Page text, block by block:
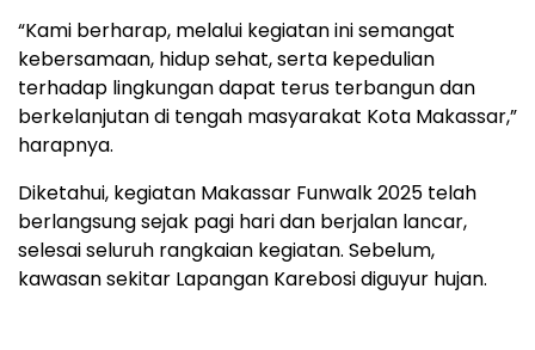
“Kami berharap, melalui kegiatan ini semangat
kebersamaan, hidup sehat, serta kepedulian
terhadap lingkungan dapat terus terbangun dan
berkelanjutan di tengah masyarakat Kota Makassar,”
harapnya.
Diketahui, kegiatan Makassar Funwalk 2025 telah
berlangsung sejak pagi hari dan berjalan lancar,
selesai seluruh rangkaian kegiatan. Sebelum,
kawasan sekitar Lapangan Karebosi diguyur hujan.